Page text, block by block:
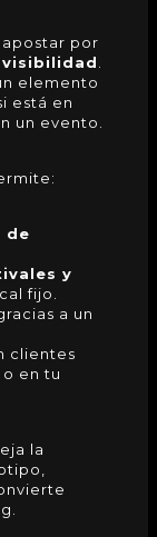
apostar por
visibilidad
elemento
está en
un evento.
de
y
fijo.
a un
clientes
en tu
la